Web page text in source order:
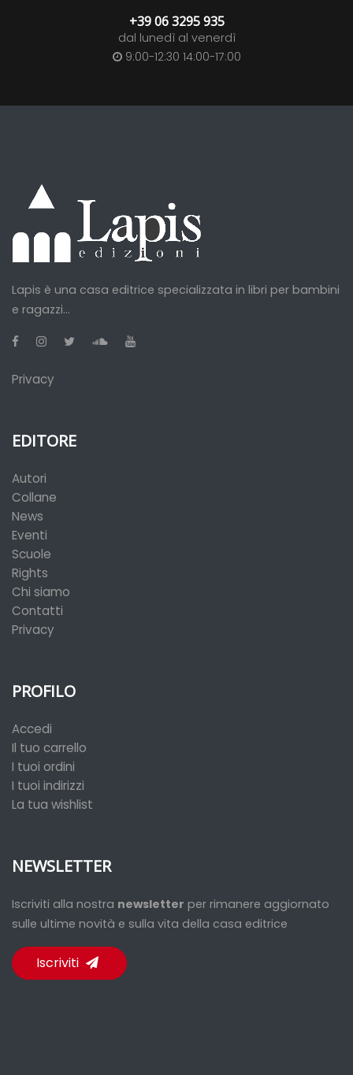
+39 06 3295 935
dal lunedì al venerdì
9:00-12:30 14:00-17:00
Lapis è una casa editrice specializzata in libri per bambini
e ragazzi...
Privacy
EDITORE
Autori
Collane
News
Eventi
Scuole
Rights
Chi siamo
Contatti
Privacy
PROFILO
Accedi
Il tuo carrello
I tuoi ordini
I tuoi indirizzi
La tua wishlist
NEWSLETTER
Iscriviti alla nostra newsletter per rimanere aggiornato
sulle ultime novità e sulla vita della casa editrice
Iscriviti